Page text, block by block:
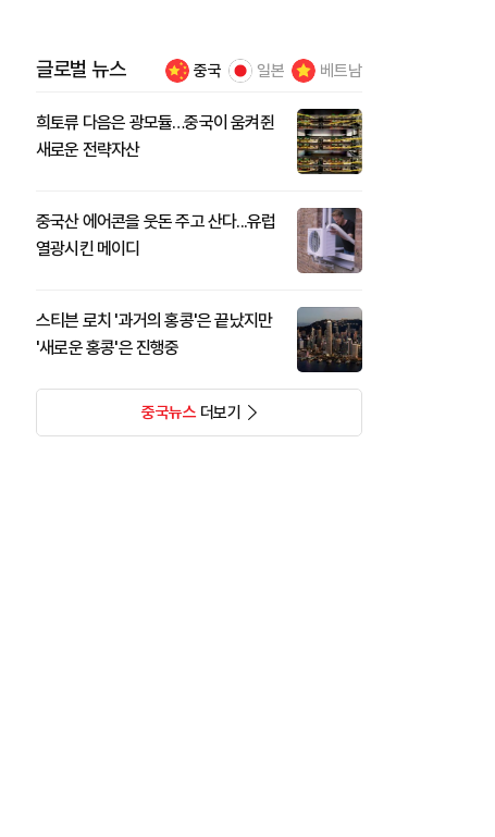
글로벌 뉴스 중국 일본 베트남
희토류 다음은 광모듈…중국이 움켜쥔
새로운 전략자산
중국산 에어콘을 웃돈 주고 산다...유럽
열광시킨 메이디
스티븐 로치 '과거의 홍콩'은 끝났지만
'새로운 홍콩'은 진행중
중국뉴스더보기